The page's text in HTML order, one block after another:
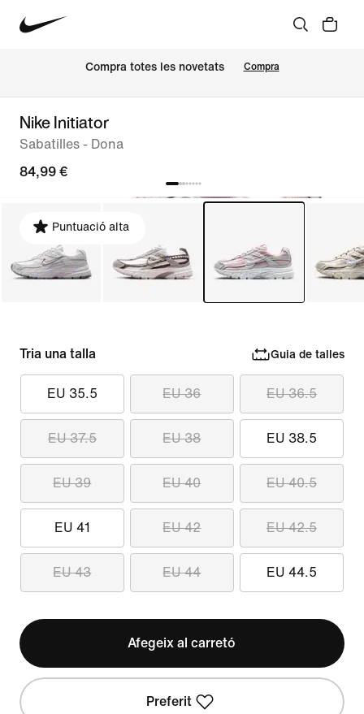
Compra totes les novetats Compra
Nike Initiator
Sabatilles - Dona
84,99 €
Puntuació alta
Tria una talla Guia de talles
EU 35.5 EU 36 EU 36.5
EU 37.5 EU 38 EU 38.5
EU 39 EU 40 EU 40.5
EU 41 EU 42 EU 42.5
EU 43 EU 44 EU 44.5
Afegeix al carretó
Preferit